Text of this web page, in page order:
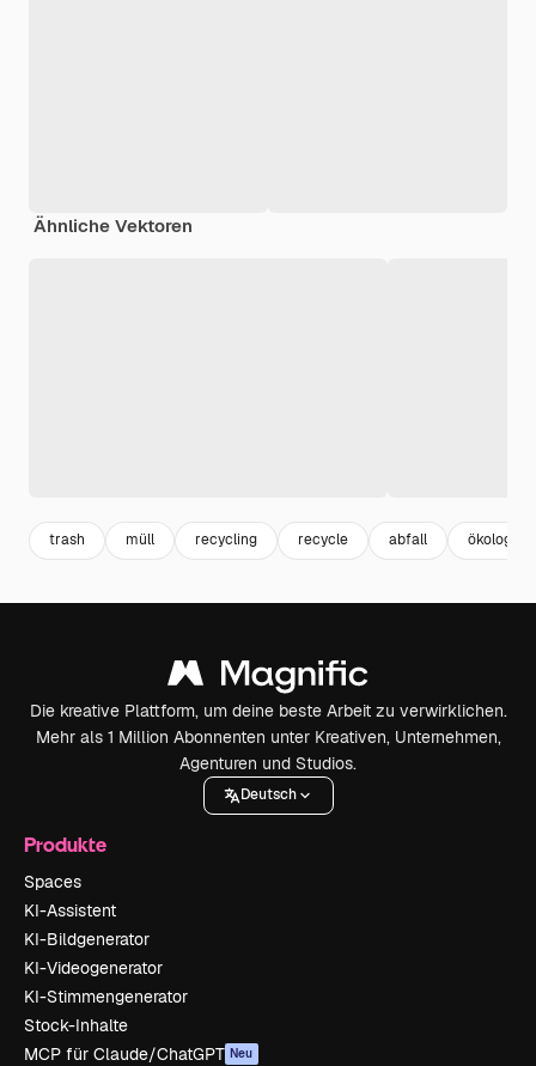
Ähnliche Vektoren
trash müll recycling recycle abfall ökologie
Die kreative Plattform, um deine beste Arbeit zu verwirklichen.
Mehr als 1 Million Abonnenten unter Kreativen, Unternehmen,
Agenturen und Studios.
Deutsch
Produkte
Spaces
KI-Assistent
KI-Bildgenerator
KI-Videogenerator
KI-Stimmengenerator
Stock-Inhalte
MCP für Claude/ChatGPT Neu